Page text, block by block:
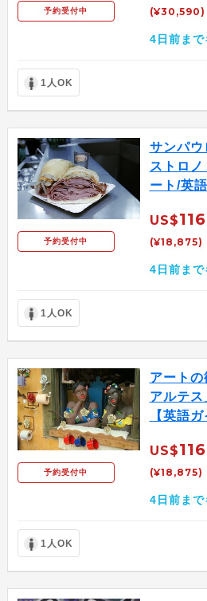
予約受付中 (¥30,590)
4日前ま
1人OK
予約受付中
サンパウ
ストロ
ート/英
US$
(¥18,875)
4日前ま
1人OK
予約受付中
アートの
アルテ
【英語ガ
US$
(¥18,875)
4日前ま
1人OK